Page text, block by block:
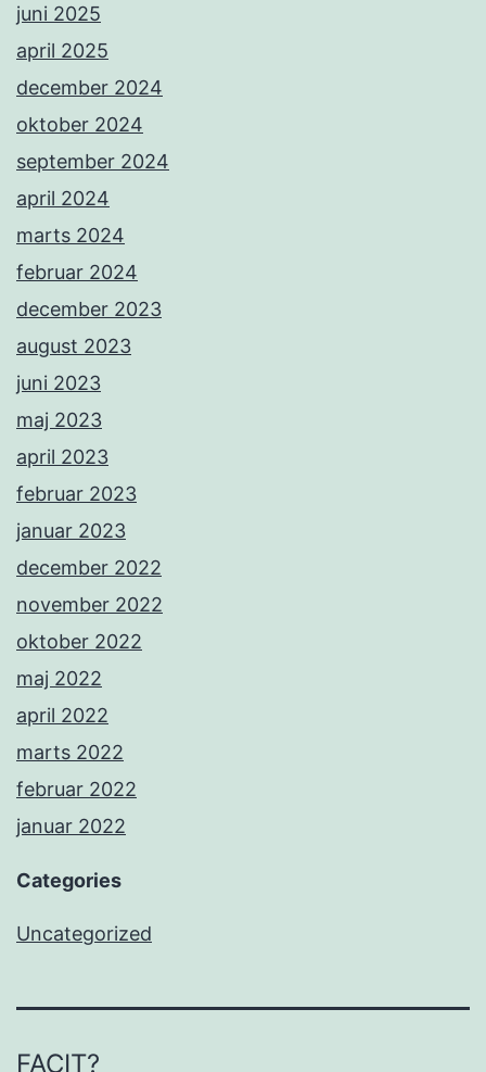
juni 2025
april 2025
december 2024
oktober 2024
september 2024
april 2024
marts 2024
februar 2024
december 2023
august 2023
juni 2023
maj 2023
april 2023
februar 2023
januar 2023
december 2022
november 2022
oktober 2022
maj 2022
april 2022
marts 2022
februar 2022
januar 2022
Categories
Uncategorized
FACIT?